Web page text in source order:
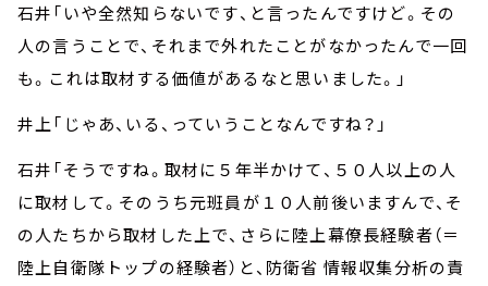
石井「いや全然知らないです、と言ったんですけど。その
人の言うことで、それまで外れたことがなかったんで一回
も。これは取材する価値があるなと思いました。」
井上「じゃあ、いる、っていうことなんですね？」
石井「そうですね。取材に５年半かけて、５０人以上の人
に取材して。そのうち元班員が１０人前後いますんで、そ
の人たちから取材した上で、さらに陸上幕僚長経験者（＝
陸上自衛隊トップの経験者）と、防衛省 情報収集分析の責